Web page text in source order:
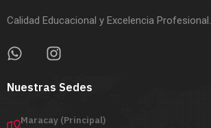
Calidad Educacional y Excelencia Profesional.
Nuestras Sedes
Maracay (Principal)